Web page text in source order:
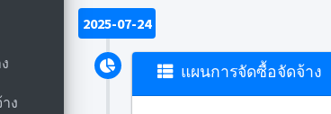
ง
2025-07-24
แผนการจัดซื้อจัดจ้าง